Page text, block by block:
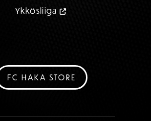
Ykkösliiga
FC HAKA STORE